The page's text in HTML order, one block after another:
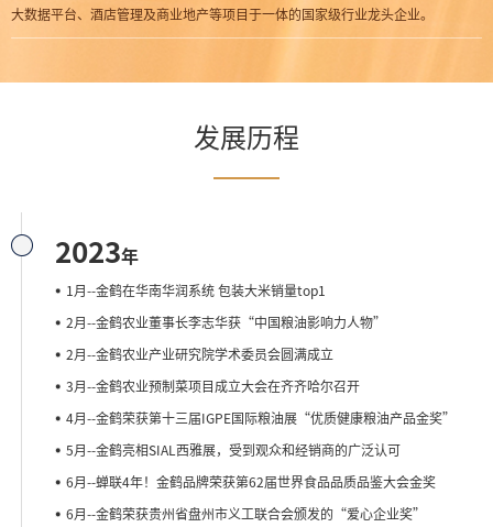
大数据平台、酒店管理及商业地产等项目于一体的国家级行业龙头企业。
发展历程
2023年
1月--金鹤在华南华润系统 包装大米销量top1
2月--金鹤农业董事长李志华获“中国粮油影响力人物”
2月--金鹤农业产业研究院学术委员会圆满成立
3月--金鹤农业预制菜项目成立大会在齐齐哈尔召开
4月--金鹤荣获第十三届IGPE国际粮油展“优质健康粮油产品金奖”
5月--金鹤亮相SIAL西雅展，受到观众和经销商的广泛认可
6月--蝉联4年！金鹤品牌荣获第62届世界食品品质品鉴大会金奖
6月--金鹤荣获贵州省盘州市义工联合会颁发的“爱心企业奖”